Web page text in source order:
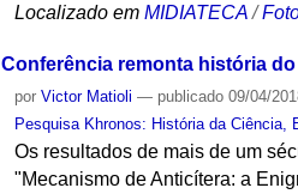
Localizado em MIDIATECA /
Conferência remonta história
porVictor Matioli — publicado 09/04/
Pesquisa Khronos: História da Ciência,
Os resultados de mais de um
"Mecanismo de Anticítera: a